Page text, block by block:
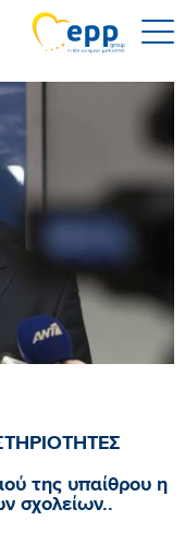
της υπαίθρου η
σχολείων..